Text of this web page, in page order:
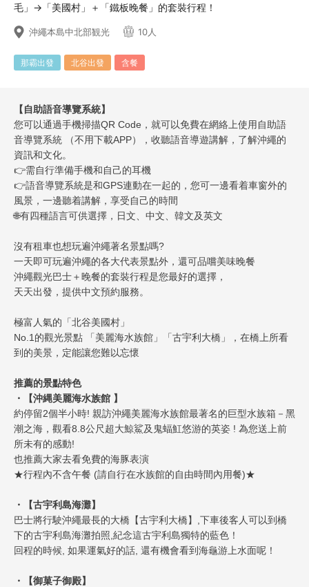
毛」→「美國村」＋「鐵板晚餐」的套裝行程！
沖繩本島中北部観光 10人
那霸出發 北谷出發 含餐
【自助語音導覽系統】
您可以通過手機掃描QR Code，就可以免費在網絡上使用自助語
音導覽系統 （不用下載APP），收聽語音導遊講解，了解沖繩的
資訊和文化。
👉需自行準備手機和自己的耳機
👉語音導覽系統是和GPS連動在一起的，您可一邊看着車窗外的
風景，一邊聽着講解，享受自己的時間
🌐有四種語言可供選擇，日文、中文、韓文及英文
沒有租車也想玩遍沖繩著名景點嗎?
一天即可玩遍沖繩的各大代表景點外，還可品嚐美味晚餐
沖繩觀光巴士＋晚餐的套裝行程是您最好的選擇，
天天出發，提供中文預約服務。
極富人氣的「北谷美國村」
No.1的觀光景點 「美麗海水族館」「古宇利大橋」，在橋上所看
到的美景，定能讓您難以忘懷
推薦的景點特色
・【沖縄美麗海水族館 】
約停留2個半小時! 親訪沖繩美麗海水族館最著名的巨型水族箱－黑
潮之海，觀看8.8公尺超大鯨鯊及鬼蝠魟悠游的英姿 ! 為您送上前
所未有的感動!
也推薦大家去看免費的海豚表演
★行程內不含午餐 (請自行在水族館的自由時間內用餐)★
・【古宇利島海灘】
巴士將行駛沖繩最長的大橋【古宇利大橋】,下車後客人可以到橋
下的古宇利島海灘拍照,紀念這古宇利島獨特的藍色！
回程的時候, 如果運氣好的話, 還有機會看到海龜游上水面呢！
・【御菓子御殿】